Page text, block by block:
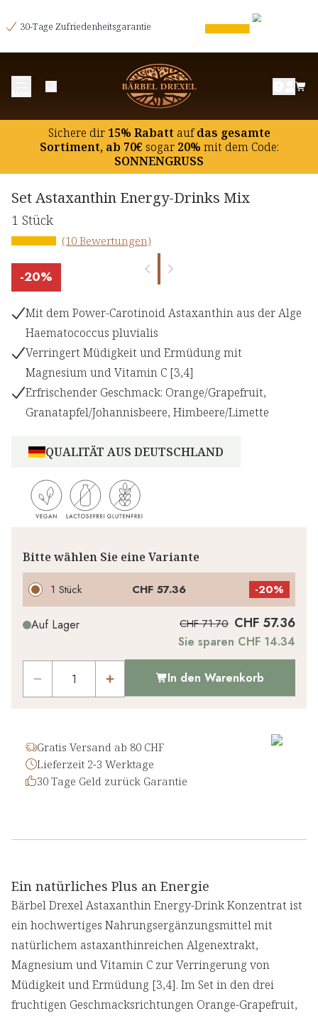
30-Tage Zufriedenheitsgarantie
Sichere dir15% Rabatt aufdas gesamte
Sortiment, ab 70€ sogar20% mit dem Code:
SONNENGRUSS
Set Astaxanthin Energy-Drinks Mix
1 Stück
(10 Bewertungen)
-20%
Mit dem Power-Carotinoid Astaxanthin aus der Alge
Haematococcus pluvialis
Verringert Müdigkeit und Ermüdung mit
Magnesium und Vitamin C [3,4]
Erfrischender Geschmack: Orange/Grapefruit,
Granatapfel/Johannisbeere, Himbeere/Limette
QUALITÄT AUS DEUTSCHLAND
Bitte wählen Sie eine Variante
1 Stück CHF 57.36 -20%
Auf Lager CHF 71.70 CHF 57.36
Sie sparen CHF 14.34
In den Warenkorb
Gratis Versand ab 80 CHF
Lieferzeit 2-3 Werktage
30 Tage Geld zurück Garantie
Ein natürliches Plus an Energie
Bärbel Drexel Astaxanthin Energy-Drink Konzentrat ist
ein hochwertiges Nahrungsergänzungsmittel mit
natürlichem astaxanthinreichen Algenextrakt,
Magnesium und Vitamin C zur Verringerung von
Müdigkeit und Ermüdung [3,4]. Im Set in den drei
fruchtigen Geschmacksrichtungen Orange-Grapefruit,